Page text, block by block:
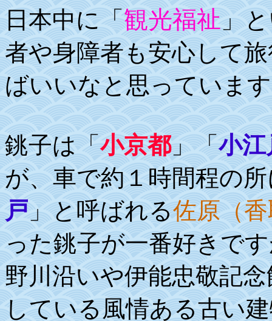
日本中に「観光福祉」
者や身障者も安心して
ばいいなと思っていま
銚子は「小京都」「小江
が、車で約１時間程の
戸」と呼ばれる佐原（
った銚子が一番好きで
野川沿いや伊能忠敬記
している風情ある古い